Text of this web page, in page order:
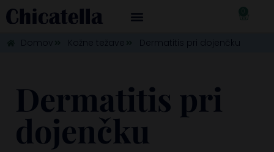
Domov Kožne težave Dermatitis pri dojenčku
Dermatitis pri
dojenčku